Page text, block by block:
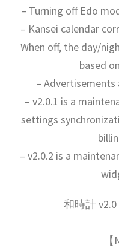
– Turning off Edo
– Kansei calendar
When off, the day/
based
–
– v2.0.1 is a
settings
– v2.0.2 is a
和時計